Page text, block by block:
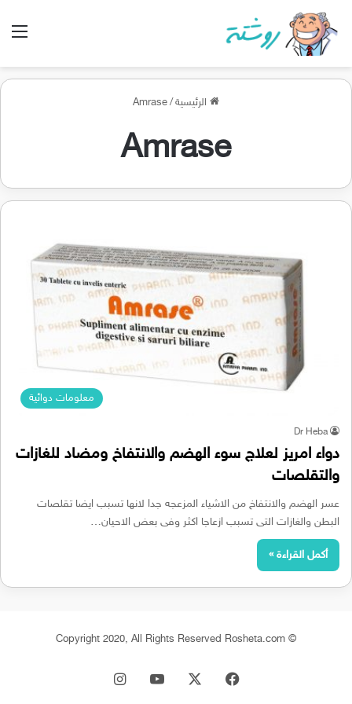
الرئيسية/
Amrase
Amrase
معلومات دوائية
Dr Heba
دواء امريز لعلاج سوء الهضم والانتفاخ ومضاد للغازات
والتقلصات
عسر الهضم والانتفاخ من الاشياء المزعجه جدا لانها تسبب ايضا تقلصات
البطن والغازات التى تسبب ازعاجا اكثر وفى بعض الاحيان…
أكمل القراءة »
© Copyright 2020, All Rights Reserved Rosheta.com
فيسبوك ‫YouTube